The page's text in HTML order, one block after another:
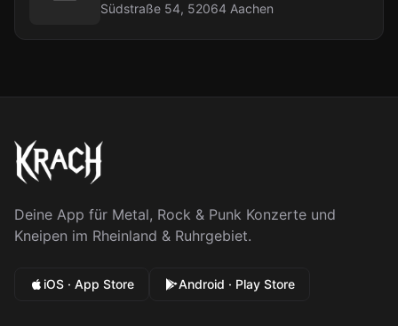
Südstraße 54, 52064 Aachen
Deine App für Metal, Rock & Punk Konzerte und
Kneipen im Rheinland & Ruhrgebiet.
iOS · App Store Android · Play Store